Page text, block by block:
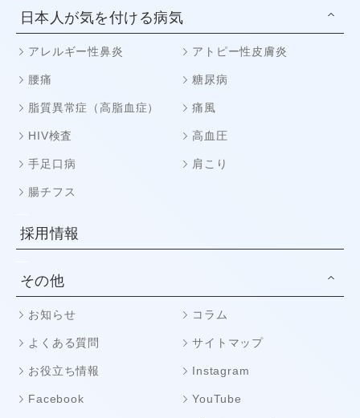
日本人が気を付ける病気
アレルギー性鼻炎 アトピー性皮膚炎
腰痛 糖尿病
脂質異常症（高脂血症） 痛風
HIV検査 高血圧
手足口病 肩こり
腸チフス
採用情報
その他
お知らせ コラム
よくある質問 サイトマップ
お役立ち情報 Instagram
Facebook YouTube